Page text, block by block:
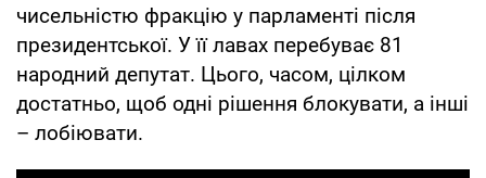
чисельністю фракцію у парламенті після
президентської. У її лавах перебуває 81
народний депутат. Цього, часом, цілком
достатньо, щоб одні рішення блокувати, а інші
– лобіювати.